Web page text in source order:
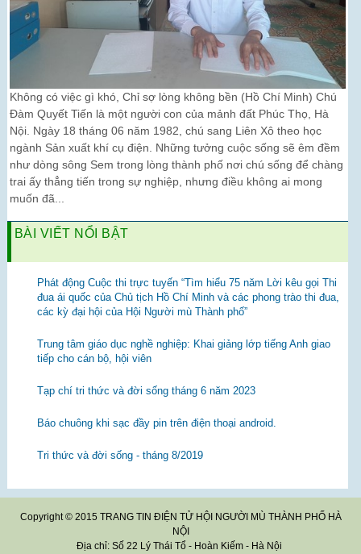
Không có việc gì khó, Chỉ sợ lòng không bền (Hồ Chí Minh) Chú
Đàm Quyết Tiến là một người con của mảnh đất Phúc Thọ, Hà
Nội. Ngày 18 tháng 06 năm 1982, chú sang Liên Xô theo học
ngành Sản xuất khí cụ điện. Những tưởng cuộc sống sẽ êm đềm
như dòng sông Sem trong lòng thành phố nơi chú sống để chàng
trai ấy thẳng tiến trong sự nghiệp, nhưng điều không ai mong
muốn đã...
BÀI VIẾT NỔI BẬT
Phát động Cuộc thi trực tuyến “Tìm hiểu 75 năm Lời kêu gọi Thi
đua ái quốc của Chủ tịch Hồ Chí Minh và các phong trào thi đua,
các kỳ đại hội của Hội Người mù Thành phố”
Trung tâm giáo dục nghề nghiệp: Khai giảng lớp tiếng Anh giao
tiếp cho cán bộ, hội viên
Tạp chí tri thức và đời sống tháng 6 năm 2023
Báo chuông khi sạc đầy pin trên điện thoại android.
Tri thức và đời sống - tháng 8/2019
Copyright © 2015 TRANG TIN ĐIỆN TỬ HỘI NGƯỜI MÙ THÀNH PHỐ HÀ
NỘI
Địa chỉ: Số 22 Lý Thái Tổ - Hoàn Kiếm - Hà Nội